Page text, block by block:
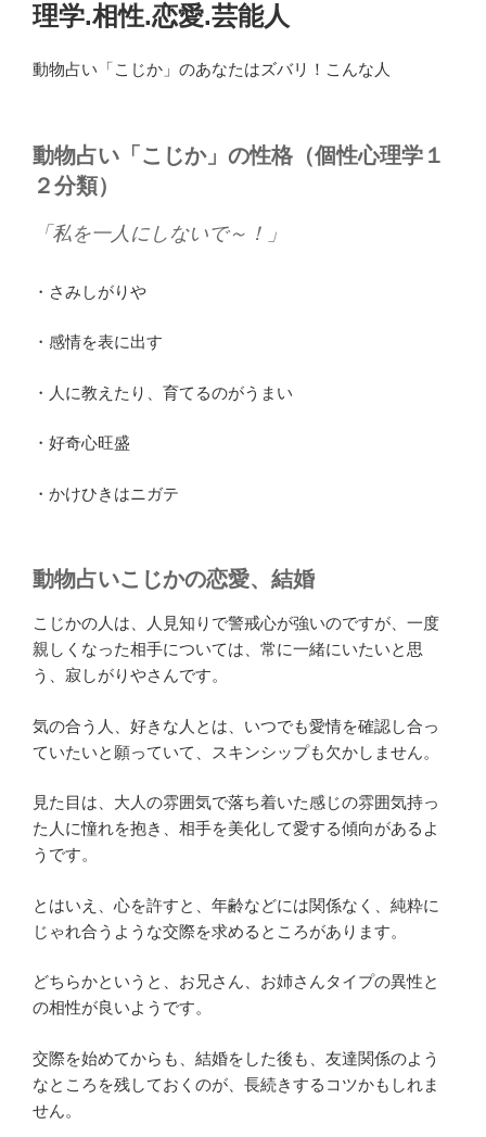
理学.相性.恋愛.芸能人
動物占い「こじか」のあなたはズバリ！こんな人
動物占い「こじか」の性格（個性心理学１
２分類）
「私を一人にしないで～！」
・さみしがりや
・感情を表に出す
・人に教えたり、育てるのがうまい
・好奇心旺盛
・かけひきはニガテ
動物占いこじかの恋愛、結婚
こじかの人は、人見知りで警戒心が強いのですが、一度
親しくなった相手については、常に一緒にいたいと思
う、寂しがりやさんです。
気の合う人、好きな人とは、いつでも愛情を確認し合っ
ていたいと願っていて、スキンシップも欠かしません。
見た目は、大人の雰囲気で落ち着いた感じの雰囲気持っ
た人に憧れを抱き、相手を美化して愛する傾向があるよ
うです。
とはいえ、心を許すと、年齢などには関係なく、純粋に
じゃれ合うような交際を求めるところがあります。
どちらかというと、お兄さん、お姉さんタイプの異性と
の相性が良いようです。
交際を始めてからも、結婚をした後も、友達関係のよう
なところを残しておくのが、長続きするコツかもしれま
せん。